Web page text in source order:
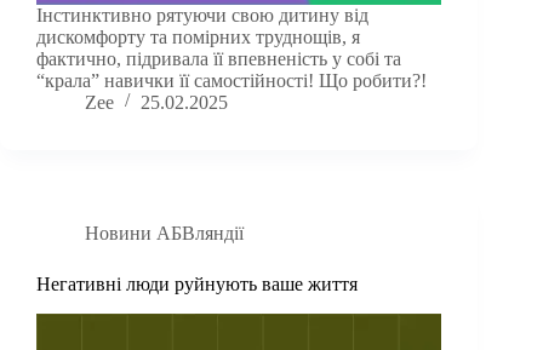
Інстинктивно рятуючи свою дитину від
дискомфорту та помірних труднощів, я
фактично, підривала її впевненість у собі та
“крала” навички її самостійності! Що робити?!
Zee
25.02.2025
Новини АБВляндії
Негативні люди руйнують ваше життя